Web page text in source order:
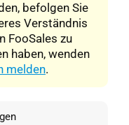
befolgen Sie
Verständnis
FooSales zu
haben, wenden
melden.